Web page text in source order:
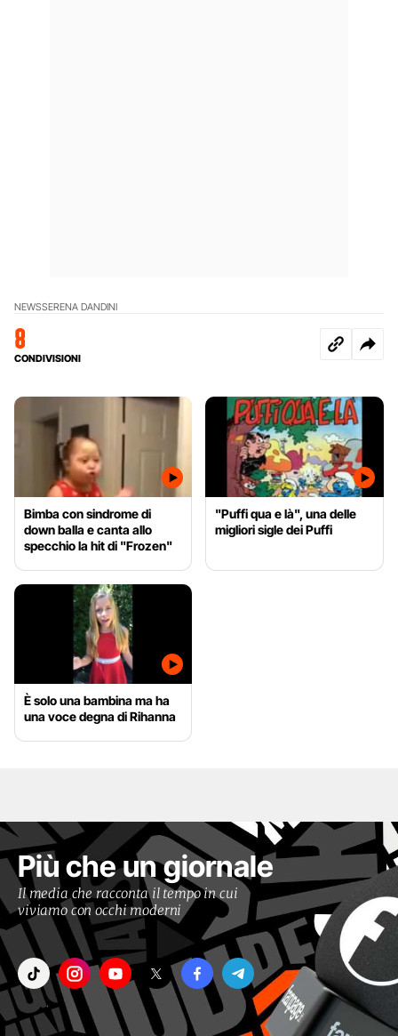
NEWSSERENA DANDINI
8
CONDIVISIONI
Bimba con sindrome di
down balla e canta allo
specchio la hit di "Frozen"
"Puffi qua e là", una delle
migliori sigle dei Puffi
È solo una bambina ma ha
una voce degna di Rihanna
Più che un giornale
Il media che racconta il tempo in cui
viviamo con occhi moderni